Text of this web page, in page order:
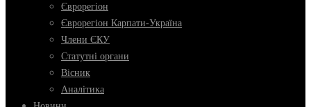
Єврорегіон
Єврорегіон Карпати-Україна
Члени ЄКУ
Статутні органи
Вісник
Аналітика